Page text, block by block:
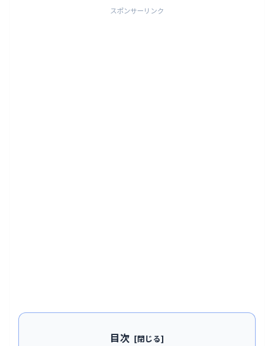
スポンサーリンク
目次